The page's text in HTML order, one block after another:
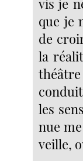
vis je
que je
de
la
théâtre
les
nue
veille,